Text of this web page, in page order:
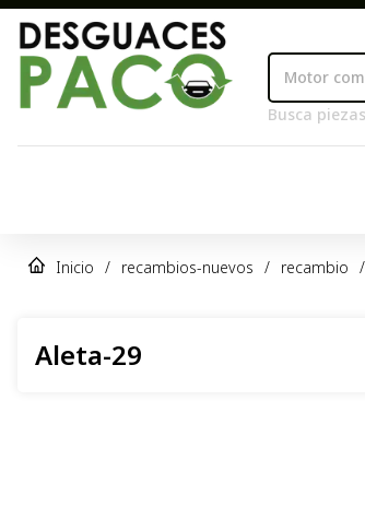
Busca
Inicio / recambios-nuevos / recambio /
Aleta-29